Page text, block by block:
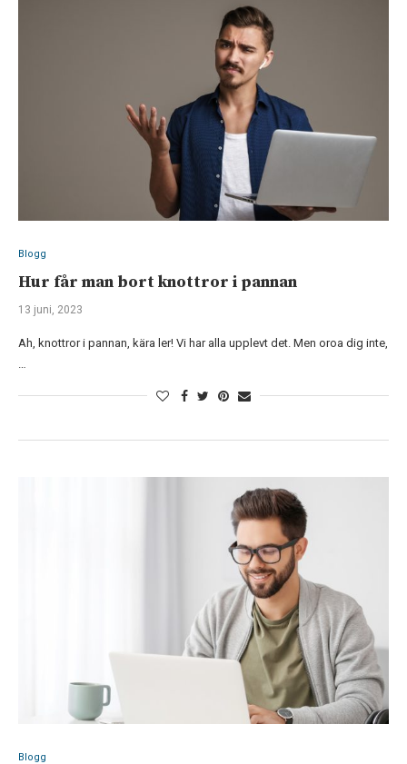
Blogg
Hur får man bort knottror i pannan
13 juni, 2023
Ah, knottror i pannan, kära ler! Vi har alla upplevt det. Men oroa dig inte,
Blogg